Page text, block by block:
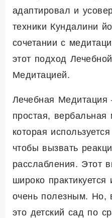
адаптировал и
техники Кундалини
сочетании с
этот подход Лечебной
Медитацией.
Лечебная Медитация
простая, вербальная
которая
чтобы вызвать
расслабления. Этот
широко
очень полезным. Но,
это детский сад по